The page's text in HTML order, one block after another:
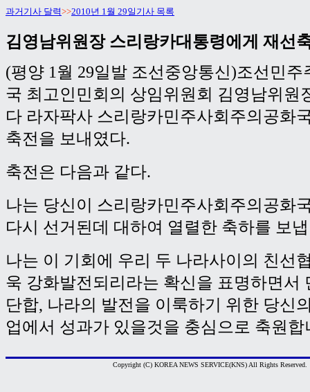
과거기사 달력>>2010년 1월 29일기사 목록
김영남위원장 스리랑카대통령에게 재선
(평양 1월 29일발 조선중앙통신)조선민주
국 최고인민회의 상임위원회 김영남위원
다 라자팍사 스리랑카민주사회주의공화
축전을 보내였다.
축전은 다음과 같다.
나는 당신이 스리랑카민주사회주의공화
다시 선거된데 대하여 열렬한 축하를 보
나는 이 기회에 우리 두 나라사이의 친선
욱 강화발전되리라는 확신을 표명하면서
단합, 나라의 발전을 이룩하기 위한 당신
업에서 성과가 있을것을 충심으로 축원합
Copyright (C) KOREA NEWS SERVICE(KNS) All Rights Reserved.